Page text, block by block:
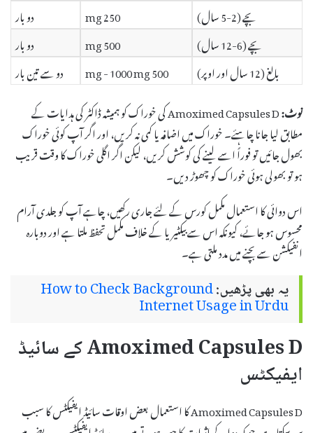
بچے (2-5 سال)
250 mg
دو بار
بچے (6-12 سال)
500 mg
دو بار
بالغ (12 سال اور اوپر)
500 mg - 1000 mg
دو سے تین بار
نوٹ:
Amoximed Capsules D کی خوراک کو ہمیشہ ڈاکٹر کی ہدایات کے
مطابق لیا جانا چاہئے۔ خوراک میں اضافہ یا کمی نہ کریں، اور اگر آپ کوئی خوراک
بھول جائیں تو فوراً اسے لینے کی کوشش کریں، لیکن اگر اگلی خوراک کا وقت قریب
ہو تو بھولی ہوئی خوراک کو چھوڑ دیں۔
اس دوائی کا استعمال مکمل کورس کے لئے جاری رکھیں، چاہے آپ کو جلدی آرام
محسوس ہو جائے، کیونکہ اس سے بیکٹیریا کے خلاف مکمل تحفظ ملتا ہے اور دوبارہ
انفیکشن سے بچنے میں مدد ملتی ہے۔
یہ بھی پڑھیں:How to Check Background
Internet Usage in Urdu
Amoximed Capsules D کے سائیڈ
ایفیکٹس
Amoximed Capsules D کا استعمال بعض اوقات سائیڈ ایفیکٹس کا سبب